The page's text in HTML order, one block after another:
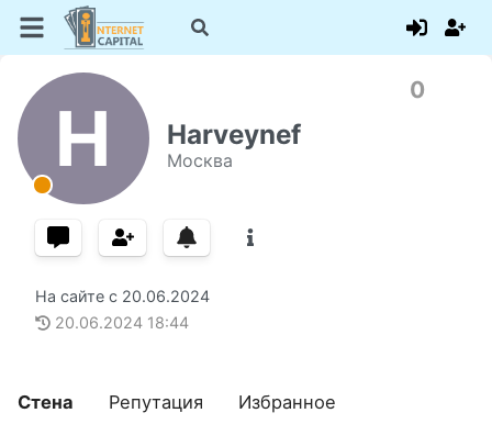
H Harveynef
Москва
0
На сайте с 20.06.2024
20.06.2024 18:44
Стена Репутация Избранное